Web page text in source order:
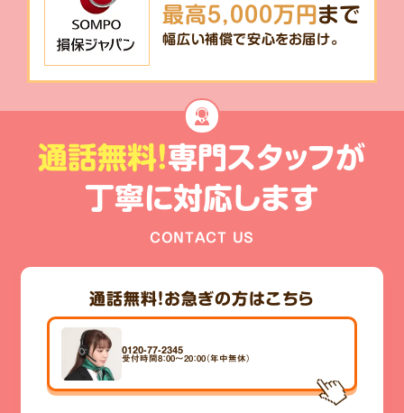
最高5,000万円まで
幅広い補償で安心をお届け。
通話無料!専門スタッフが
丁寧に対応します
CONTACT US
通話無料！お急ぎの方はこちら
0120-77-2345
受付時間8：00～20：00（年中無休）